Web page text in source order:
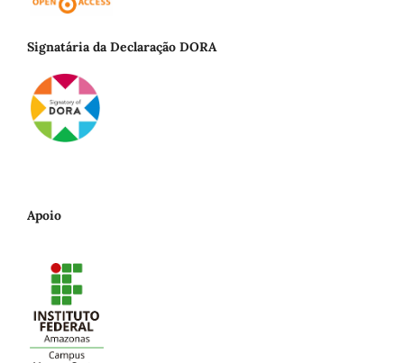
Signatária da Declaração DORA
Apoio